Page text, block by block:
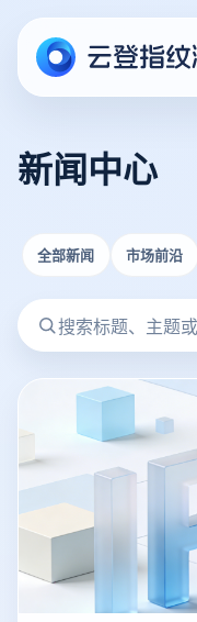
新闻中心
全部新闻 市场前沿